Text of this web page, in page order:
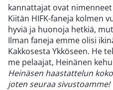
kannattajat ovat nimenneet
Kiitän HIFK-faneja kolmen
hyviä ja huonoja hetkiä,
Ilman faneja emme olisi
Kakkosesta Ykköseen. He
me pelaajat, Heinänen
Heinäsen haastattelun
joten seuraa sivustoamme!